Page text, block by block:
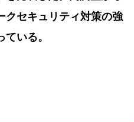
クセキュリティ対策の強
いる。